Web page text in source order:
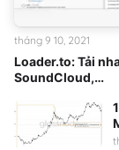
Loader.to: Tải
SoundCloud,…
tháng 9 10, 2021